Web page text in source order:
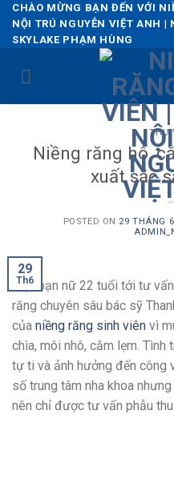
Skip
content
CHÀO MỪNG BẠN ĐẾN VỚI
NỘI TRÚ NGUYỄN VIỆT ANH
SKYLAKE PHẠM HÙNG
THƯ
Niềng răng hô,
xuất sắc
POSTED ON 29 THÁNG
29
Th6
Một bạn nữ 22 tuổi tới tư
răng chuyên sâu bác sỹ
của niềng răng sinh viên vì
chìa, môi nhô, cằm lẹm.
tự ti và ảnh hưởng đến công
số trung tâm nha khoa
nên chỉ được tư vấn phẫu